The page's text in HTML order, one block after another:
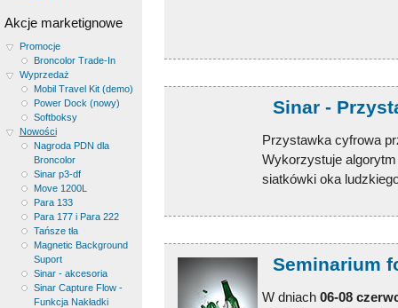
Akcje marketignowe
Promocje
Broncolor Trade-In
Wyprzedaż
Mobil Travel Kit (demo)
Power Dock (nowy)
Softboksy
Nowości
Nagroda PDN dla
Broncolor
Sinar p3-df
Move 1200L
Para 133
Para 177 i Para 222
Tańsze tła
Magnetic Background
Suport
Sinar - akcesoria
Sinar Capture Flow -
Funkcja Nakładki
Sinar -
Przystawka cyfrowa
Wykorzystuje algorytm
siatkówki oka
Seminarium
W dniach 06-08